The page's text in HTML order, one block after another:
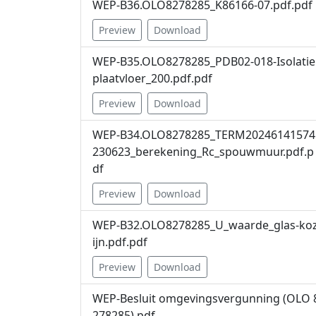
WEP-B36.OLO8278285_K86166-07.pdf.pdf
Preview Download
WEP-B35.OLO8278285_PDB02-018-Isolatie
plaatvloer_200.pdf.pdf
Preview Download
WEP-B34.OLO8278285_TERM20246141574
230623_berekening_Rc_spouwmuur.pdf.p
df
Preview Download
WEP-B32.OLO8278285_U_waarde_glas-
ijn.pdf.pdf
Preview Download
WEP-Besluit omgevingsvergunning (OLO